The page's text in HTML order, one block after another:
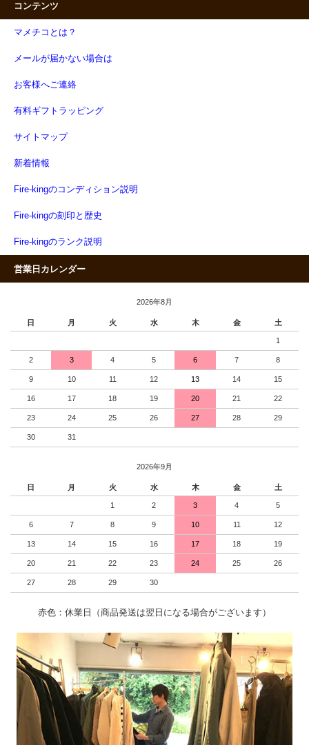
コンテンツ
マメチコとは？
メールが届かない場合は
お客様へご連絡
有料ギフトラッピング
サイトマップ
新着情報
Fire-kingのコンディション説明
Fire-kingの刻印と歴史
Fire-kingのランク説明
営業日カレンダー
2026年8月
日 月 火 水 木 金 土
1
2 3 4 5 6 7 8
9 10 11 12 13 14 15
16 17 18 19 20 21 22
23 24 25 26 27 28 29
30 31
2026年9月
日 月 火 水 木 金 土
1 2 3 4 5
6 7 8 9 10 11 12
13 14 15 16 17 18 19
20 21 22 23 24 25 26
27 28 29 30
赤色：休業日（商品発送は翌日になる場合がございます）